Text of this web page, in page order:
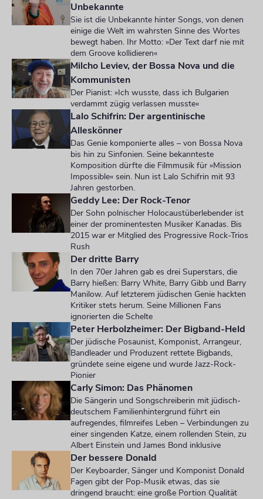
Unbekannte
Sie ist die Unbekannte hinter Songs, von denen
einige die Welt im wahrsten Sinne des Wortes
bewegt haben. Ihr Motto: »Der Text darf nie mit
dem Groove kollidieren«
Milcho Leviev, der Bossa Nova und die
Kommunisten
Der Pianist: »Ich wusste, dass ich Bulgarien
verdammt zügig verlassen musste«
Lalo Schifrin: Der argentinische
Alleskönner
Das Genie komponierte alles – von Bossa Nova
bis hin zu Sinfonien. Seine bekannteste
Komposition dürfte die Filmmusik für »Mission
Impossible« sein. Nun ist Lalo Schifrin mit 93
Jahren gestorben.
Geddy Lee: Der Rock-Tenor
Der Sohn polnischer Holocaustüberlebender ist
einer der prominentesten Musiker Kanadas. Bis
2015 war er Mitglied des Progressive Rock-Trios
Rush
Der dritte Barry
In den 70er Jahren gab es drei Superstars, die
Barry hießen: Barry White, Barry Gibb und Barry
Manilow. Auf letzterem jüdischen Genie hackten
Kritiker stets herum. Seine Millionen Fans
ignorierten die Schelte
Peter Herbolzheimer: Der Bigband-Held
Der jüdische Posaunist, Komponist, Arrangeur,
Bandleader und Produzent rettete Bigbands,
gründete seine eigene und wurde Jazz-Rock-
Pionier
Carly Simon: Das Phänomen
Die Sängerin und Songschreiberin mit jüdisch-
deutschem Familienhintergrund führt ein
aufregendes, filmreifes Leben – Verbindungen zu
einer singenden Katze, einem rollenden Stein, zu
Albert Einstein und James Bond inklusive
Der bessere Donald
Der Keyboarder, Sänger und Komponist Donald
Fagen gibt der Pop-Musik etwas, das sie
dringend braucht: eine große Portion Qualität